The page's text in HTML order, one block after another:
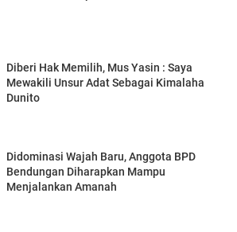
Diberi Hak Memilih, Mus Yasin : Saya
Mewakili Unsur Adat Sebagai Kimalaha
Dunito
Didominasi Wajah Baru, Anggota BPD
Bendungan Diharapkan Mampu
Menjalankan Amanah